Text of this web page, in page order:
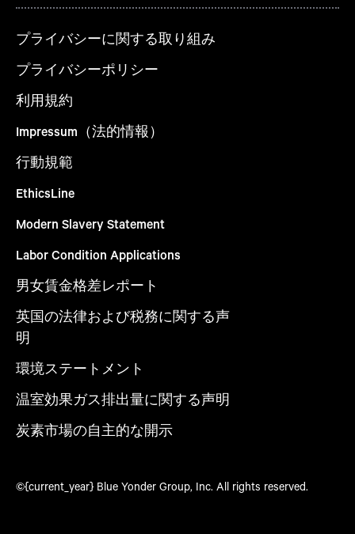
プライバシーに関する取り組み
プライバシーポリシー
利用規約
Impressum（法的情報）
行動規範
EthicsLine
Modern Slavery Statement
Labor Condition Applications
男女賃金格差レポート
英国の法律および税務に関する声
明
環境ステートメント
温室効果ガス排出量に関する声明
炭素市場の自主的な開示
©{current_year} Blue Yonder Group, Inc. All rights reserved.